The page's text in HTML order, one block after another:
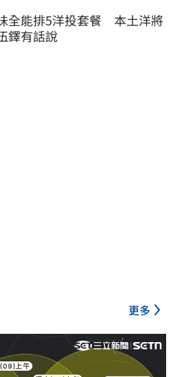
全能排5洋投套餐　本土洋將
鐸有話說
更多